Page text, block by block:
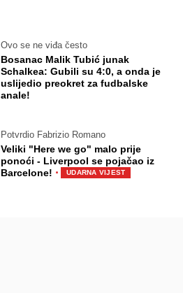
Ovo se ne viđa često
Bosanac Malik Tubić junak
Schalkea: Gubili su 4:0, a onda je
uslijedio preokret za fudbalske
anale!
Potvrdio Fabrizio Romano
Veliki "Here we go" malo prije
ponoći - Liverpool se pojačao iz
Barcelone! · UDARNA VIJEST